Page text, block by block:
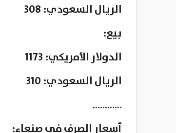
الريال السعودي: 308
بيع:
الدولار الأمريكي: 1173
الريال السعودي: 310
…………
ٲسعار الصرف في صنعاء: